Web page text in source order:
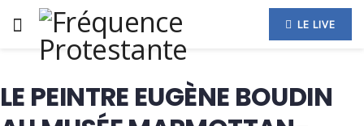
LE LIVE
LE PEINTRE EUGÈNE BOUDIN